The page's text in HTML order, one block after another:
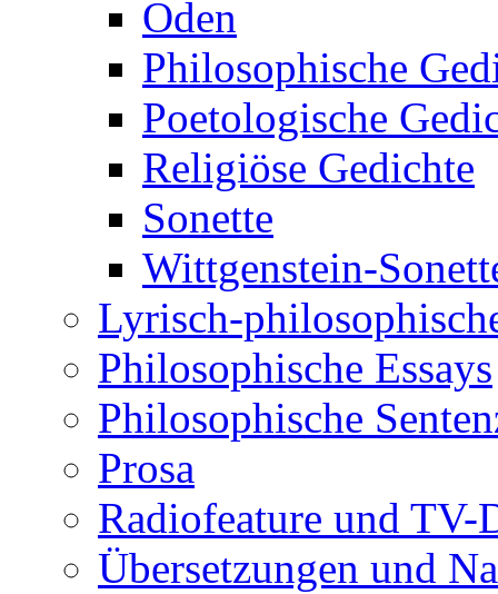
Oden
Philosophische
Poetologische
Religiöse Gedichte
Sonette
Wittgenstein-
Lyrisch-
Philosophische Essays
Philosophische
Prosa
Radiofeature und TV-
Übersetzungen und